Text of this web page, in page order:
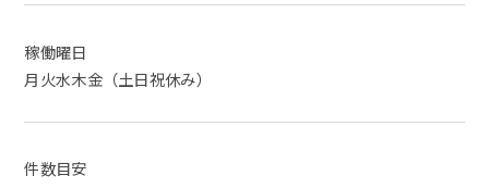
稼働曜日
月火水木金（土日祝休み）
件数目安